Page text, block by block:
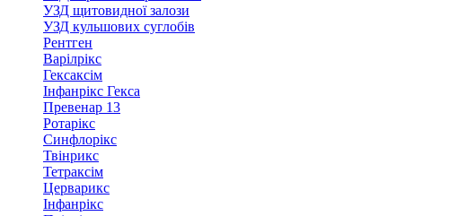
УЗД щитовидної залози
УЗД кульшових суглобів
Рентген
Варілрікс
Гексаксім
Інфанрікс Гекса
Превенар 13
Ротарікс
Синфлорікс
Твінрикс
Тетраксім
Церварикс
Інфанрікс